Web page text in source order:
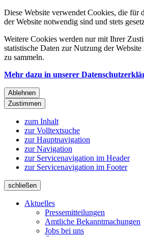
Diese Website verwendet Cookies, die für
der Website notwendig sind und stets
Weitere Cookies werden nur mit Ihrer
statistische Daten zur Nutzung der
zu sammeln.
Mehr dazu in unserer
Ablehnen
Zustimmen
zum Inhalt
zur Volltextsuche
zur Hauptnavigation
zur Navigation
zur Servicenavigation im Header
zur Servicenavigation im Footer
schließen
Aktuelles
Pressemitteilungen
Amtliche Bekanntmachungen
Jobs bei uns